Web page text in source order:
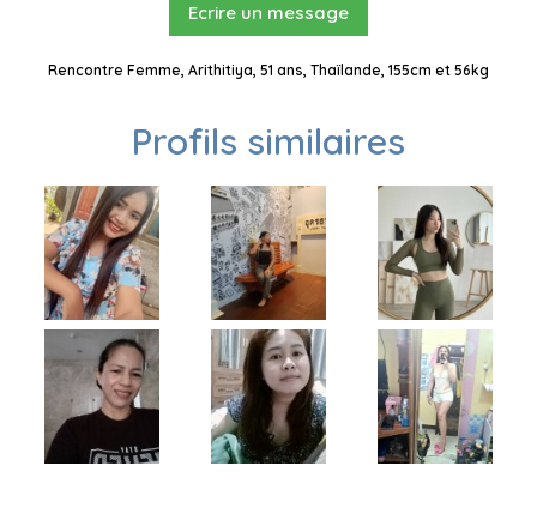
Ecrire un message
Rencontre Femme, Arithitiya, 51 ans, Thaïlande, 155cm et 56kg
Profils similaires